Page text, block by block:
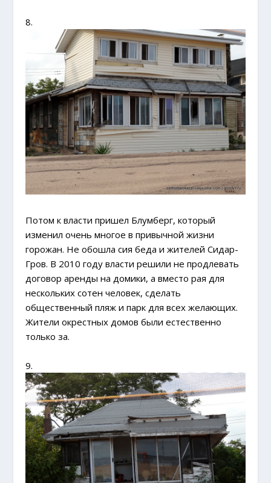
8.
Потом к власти пришел Блумберг, который
изменил очень многое в привычной жизни
горожан. Не обошла сия беда и жителей Сидар-
Гров. В 2010 году власти решили не продлевать
договор аренды на домики, а вместо рая для
нескольких сотен человек, сделать
общественный пляж и парк для всех желающих.
Жители окрестных домов были естественно
только за.
9.